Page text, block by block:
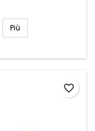
Più
favorite_border